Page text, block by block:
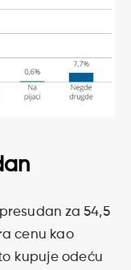
za 54,5
cenu kao
kupuje odeću